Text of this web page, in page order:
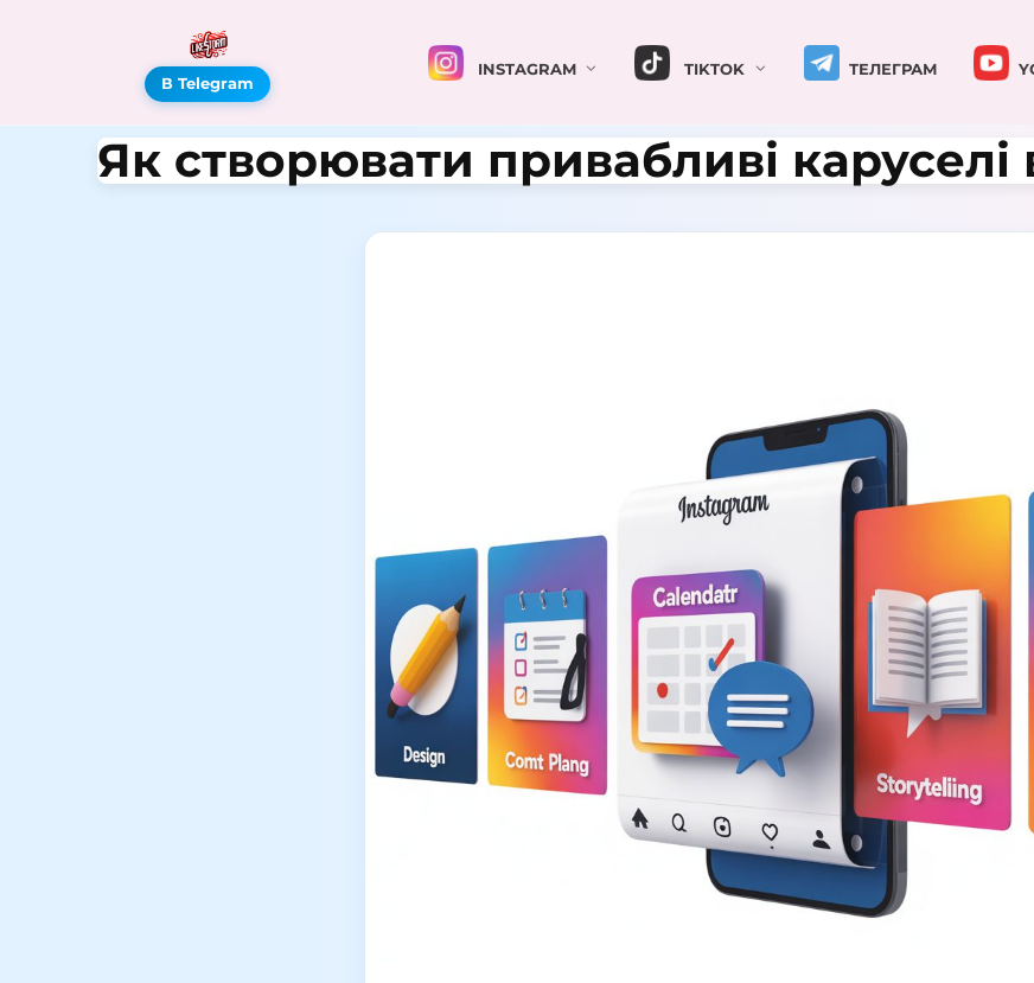
В Telegram
INSTAGRAM TIKTOK ТЕЛЕГРАМ
Як створювати привабливі каруселі